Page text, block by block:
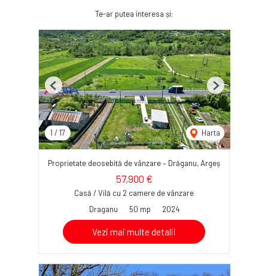
Te-ar putea interesa și:
1 / 17 Harta
Previous Next
Proprietate deosebită de vânzare – Drăganu, Argeș
57,900 €
Casă / Vilă cu 2 camere de vânzare
Draganu
50 mp 2024
Vezi mai multe detalii